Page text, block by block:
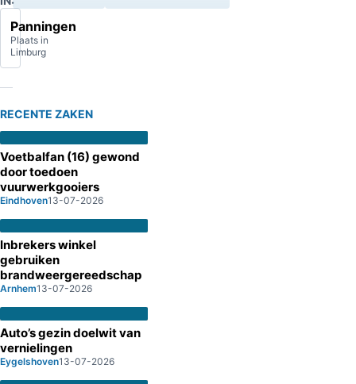
Panningen
Plaats in
Limburg
RECENTE ZAKEN
Voetbalfan (16) gewond
door toedoen
vuurwerkgooiers
Eindhoven13-07-2026
Inbrekers winkel
gebruiken
brandweergereedschap
Arnhem13-07-2026
Auto’s gezin doelwit van
vernielingen
Eygelshoven13-07-2026